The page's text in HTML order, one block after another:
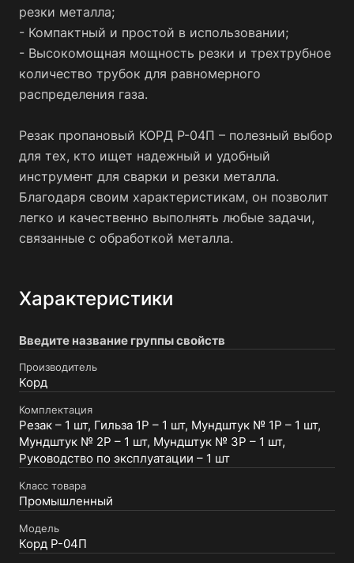
резки металла;
- Компактный и простой в использовании;
- Высокомощная мощность резки и трехтрубное
количество трубок для равномерного
распределения газа.
Резак пропановый КОРД Р-04П – полезный выбор
для тех, кто ищет надежный и удобный
инструмент для сварки и резки металла.
Благодаря своим характеристикам, он позволит
легко и качественно выполнять любые задачи,
связанные с обработкой металла.
Характеристики
Введите название группы свойств
Производитель
Корд
Комплектация
Резак – 1 шт, Гильза 1P – 1 шт, Мундштук № 1P – 1 шт,
Мундштук № 2P – 1 шт, Мундштук № 3P – 1 шт,
Руководство по эксплуатации – 1 шт
Класс товара
Промышленный
Модель
Корд Р-04П